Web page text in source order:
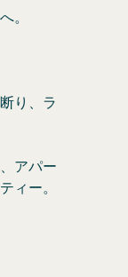
。
り、ラ
アパー
ィー。